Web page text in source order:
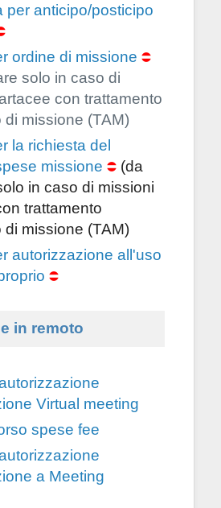
per anticipo/posticipo
ordine di missione
solo in caso di
con trattamento
di missione (TAM)
la richiesta del
missione
(da
in caso di missioni
trattamento
di missione (TAM)
autorizzazione all'uso
in remoto
Virtual meeting
spese fee
a Meeting